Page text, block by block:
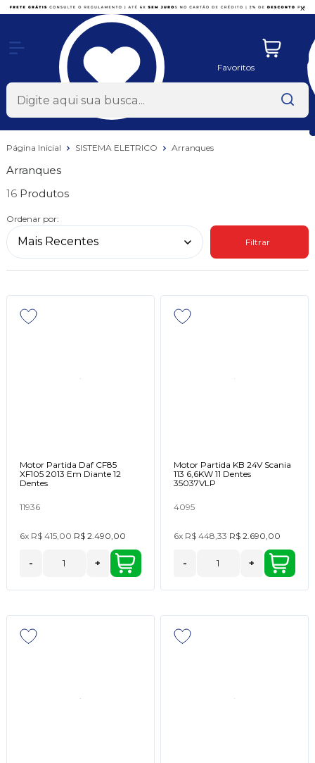
x
Favoritos
Página Inicial SISTEMA ELETRICO Arranques
Arranques
16
Ordenar por:
Filtrar
Motor Partida Daf CF85
XF105 2013 Em Diante 12
Dentes
11936
6x R$ 415,00 R$ 2.490,00
- +
Motor Partida KB 24V Scania
113 6,6KW 11 Dentes
35037VLP
4095
6x R$ 448,33 R$ 2.690,00
- +